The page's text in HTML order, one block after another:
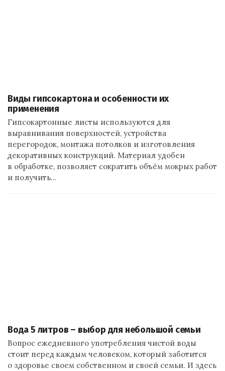
Виды гипсокартона и особенности их
применения
Гипсокартонные листы используются для
выравнивания поверхностей, устройства
перегородок, монтажа потолков и изготовления
декоративных конструкций. Материал удобен
в обработке, позволяет сократить объём мокрых работ
и получить…
Вода 5 литров – выбор для небольшой семьи
Вопрос ежедневного употребления чистой воды
стоит перед каждым человеком, который заботится
о здоровье своем собственном и своей семьи. И здесь